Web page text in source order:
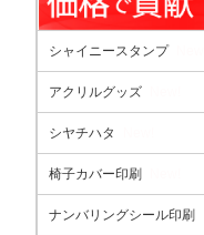
シャイニースタンプ
アクリルグッズ
シヤチハタ
椅子カバー印刷
ナンバリングシール印刷